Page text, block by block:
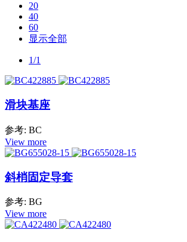
20
40
60
显示全部
1/1
滑块基座
参考: BC
View more
斜梢固定导套
参考: BG
View more